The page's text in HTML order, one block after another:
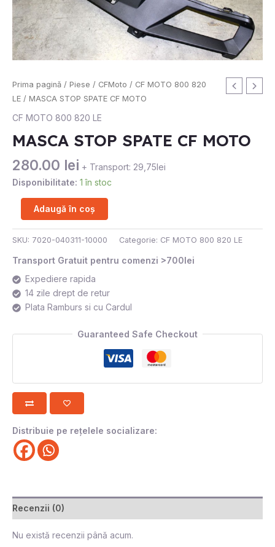
Prima pagină / Piese / CFMoto / CF MOTO 800 820
LE / MASCA STOP SPATE CF MOTO
CF MOTO 800 820 LE
MASCA STOP SPATE CF MOTO
280.00 lei + Transport: 29,75lei
Disponibilitate: 1 în stoc
Cantitate
MASCA
STOP
CF
Adaugă în coș
SKU: 7020-040311-10000 Categorie: CF MOTO 800 820 LE
Transport Gratuit pentru comenzi >700lei
Expediere rapida
14 zile drept de retur
Plata Ramburs si cu Cardul
Guaranteed Safe Checkout
Distribuie pe rețelele socializare:
Recenzii (0)
Nu există recenzii până acum.